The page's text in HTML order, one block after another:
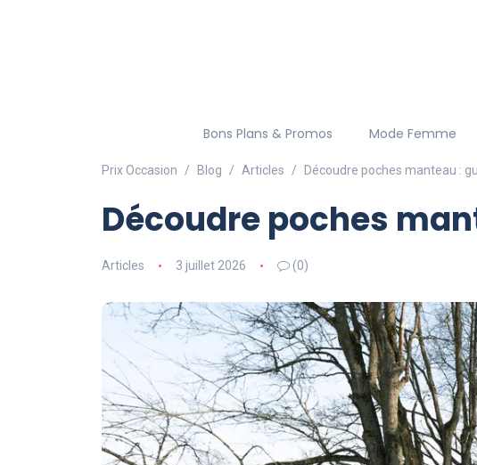
Bons Plans & Promos Mode Femme
Prix Occasion Blog Articles Découdre poches manteau :
Découdre poches
Articles 3 juillet 2026 (0)